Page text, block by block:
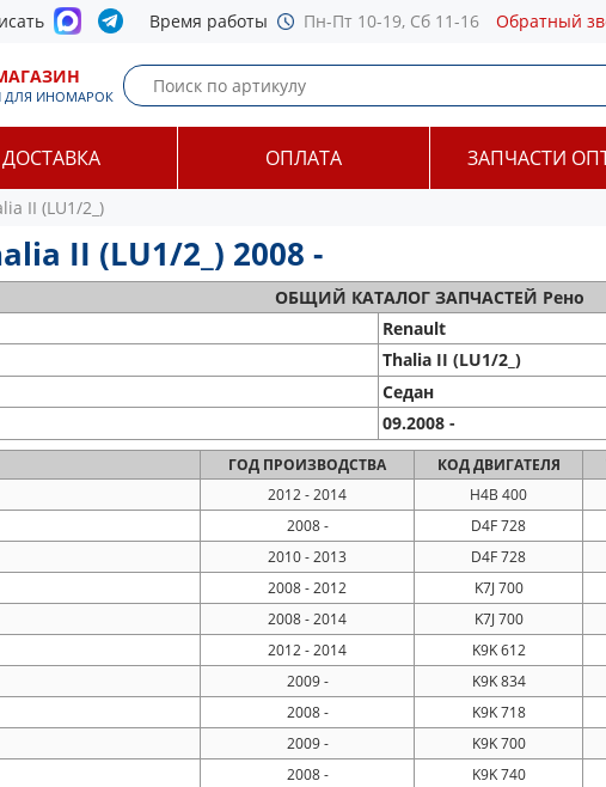
Время работы Пн-Пт 10-19, Сб 11-16 Обратный
ДЛЯ ИНОМАРОК
ДОСТАВКА ОПЛАТА ЗАПЧАСТИ
II (LU1/2_)
II (LU1/2_) 2008 -
ОБЩИЙ КАТАЛОГ ЗАПЧАСТЕЙ Рено
Renault
Thalia II (LU1/2_)
Седан
09.2008 -
ГОД ПРОИЗВОДСТВА КОДДВИГАТЕЛЯ
2012 - 2014 H4B 400
2008 - D4F 728
2010 - 2013 D4F 728
2008 - 2012 K7J 700
2008 - 2014 K7J 700
2012 - 2014 K9K 612
2009 - K9K 834
2008 - K9K 718
2009 - K9K 700
2008 - K9K 740